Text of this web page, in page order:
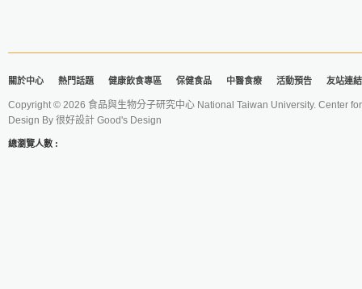
關於中心 熱門話題 健康飲食專區 保健食品 中醫食療 活動預告 友站連結
Copyright © 2026 食品與生物分子研究中心 National Taiwan University. Center
Design By 很好設計 Good's Design
總瀏覽人數 :